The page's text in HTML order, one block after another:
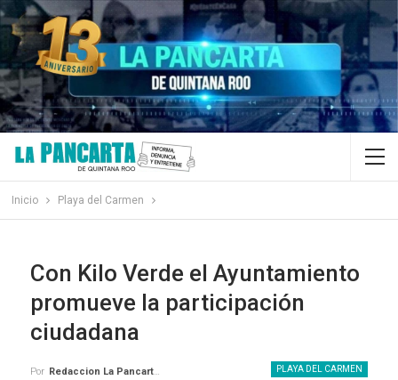
Inicio Playa del Carmen
Con Kilo Verde el Ayuntamiento
promueve la participación
ciudadana
PLAYA DEL CARMEN
Por Redaccion La Pancarta De Quintana Roo